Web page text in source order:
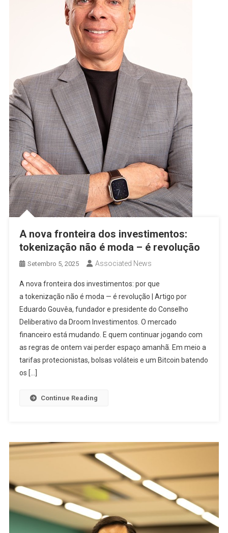
A nova fronteira dos investimentos:
tokenização não é moda – é revolução
Setembro 5, 2025 Associated News
A nova fronteira dos investimentos: por que
a tokenização não é moda — é revolução | Artigo por
Eduardo Gouvêa, fundador e presidente do Conselho
Deliberativo da Droom Investimentos. O mercado
financeiro está mudando. E quem continuar jogando com
as regras de ontem vai perder espaço amanhã. Em meio a
tarifas protecionistas, bolsas voláteis e um Bitcoin batendo
os […]
Continue Reading